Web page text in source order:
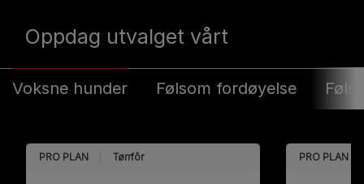
Oppdag utvalget vårt
Voksne hunder Følsom fordøyelse
PRO PLAN Tørrfôr PRO PLAN